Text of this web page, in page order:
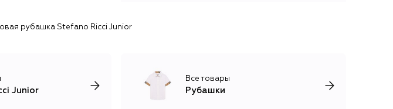
рубашка Stefano Ricci Junior
Junior
Все товары
Рубашки